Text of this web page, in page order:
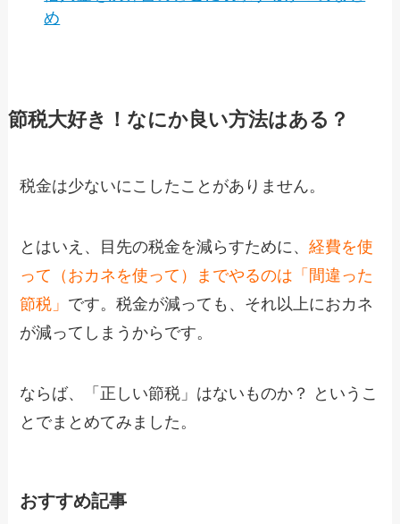
め
節税大好き！なにか良い方法はある？
税金は少ないにこしたことがありません。
とはいえ、目先の税金を減らすために、経費を使
って（おカネを使って）までやるのは「間違った
節税」 です。税金が減っても、それ以上におカネ
が減ってしまうからです。
ならば、「正しい節税」はないものか？ というこ
とでまとめてみました。
おすすめ記事